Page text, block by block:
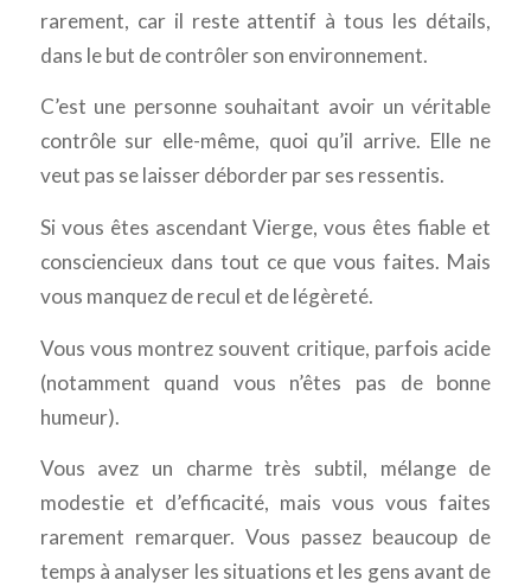
rarement, car il reste attentif à tous les détails,
dans le but de contrôler son environnement.
C’est une personne souhaitant avoir un véritable
contrôle sur elle-même, quoi qu’il arrive. Elle ne
veut pas se laisser déborder par ses ressentis.
Si vous êtes ascendant Vierge, vous êtes fiable et
consciencieux dans tout ce que vous faites. Mais
vous manquez de recul et de légèreté.
Vous vous montrez souvent critique, parfois acide
(notamment quand vous n’êtes pas de bonne
humeur).
Vous avez un charme très subtil, mélange de
modestie et d’efficacité, mais vous vous faites
rarement remarquer. Vous passez beaucoup de
temps à analyser les situations et les gens avant de